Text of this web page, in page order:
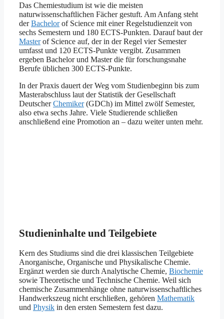
Das Chemiestudium ist wie die meisten
naturwissenschaftlichen Fächer gestuft. Am Anfang steht
derBachelorof Science mit einer Regelstudienzeit von
sechs Semestern und 180 ECTS-Punkten. Darauf baut der
Masterof Science auf, der in der Regel vier Semester
umfasst und 120 ECTS-Punkte vergibt. Zusammen
ergeben Bachelor und Master die für forschungsnahe
Berufe üblichen 300 ECTS-Punkte.
In der Praxis dauert der Weg vom Studienbeginn bis zum
Masterabschluss laut der Statistik der Gesellschaft
DeutscherChemiker(GDCh) im Mittel zwölf Semester,
also etwa sechs Jahre. Viele Studierende schließen
anschließend eine Promotion an – dazu weiter unten mehr.
Studieninhalte und Teilgebiete
Kern des Studiums sind die drei klassischen Teilgebiete
Anorganische, Organische und Physikalische Chemie.
Ergänzt werden sie durch Analytische Chemie, Biochemie
sowie Theoretische und Technische Chemie. Weil sich
chemische Zusammenhänge ohne naturwissenschaftliches
Handwerkszeug nicht erschließen, gehören Mathematik
und Physik in den ersten Semestern fest dazu.